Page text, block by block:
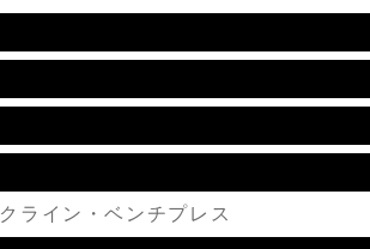
ライン・ベンチプレス